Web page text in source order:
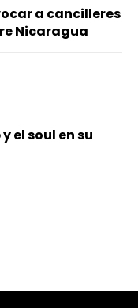
a cancilleres
Nicaragua
el soul en su